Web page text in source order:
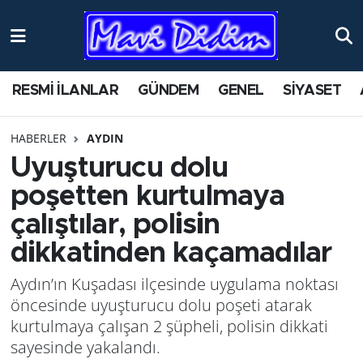
RESMİ İLANLAR GÜNDEM GENEL SİYASET
HABERLER AYDIN
Uyuşturucu dolu
poşetten kurtulmaya
çalıştılar, polisin
dikkatinden kaçamadılar
Aydın’ın Kuşadası ilçesinde uygulama noktası
öncesinde uyuşturucu dolu poşeti atarak
kurtulmaya çalışan 2 şüpheli, polisin dikkati
sayesinde yakalandı.
ANTİK YERLER
AYDIN
BİLİM VE TEKNOLOJİ
ÇEVRE
EĞİTİM
EKONOMİ
GENEL
Nöbetçi Eczaneler
Namaz Vakitleri
Trafik Durumu
Süper Lig Puan Durumu ve Fikstür
Tüm Manşetler
Son Dakika Haberleri
Haber Arşivi